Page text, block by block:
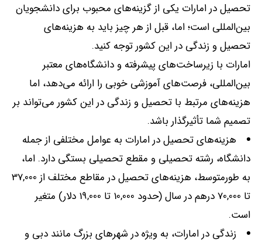
تحصیل در امارات یکی از گزینه‌های محبوب برای دانشجویان
بین‌المللی است؛ اما، قبل از هر چیز باید به هزینه‌های
تحصیل و زندگی در این کشور توجه کنید.
امارات با زیرساخت‌های پیشرفته و دانشگاه‌های معتبر
بین‌المللی، فرصت‌های آموزشی خوبی را ارائه می‌دهد، اما
هزینه‌های مرتبط با تحصیل و زندگی در این کشور می‌تواند بر
تصمیم شما تأثیرگذار باشد.
هزینه‌های تحصیل در امارات به عوامل مختلفی از جمله
دانشگاه، رشته تحصیلی و مقطع تحصیلی بستگی دارد. اما،
به طورمتوسط، هزینه‌های تحصیل در مقاطع مختلف از
تا
درهم در سال(حدود تا دلار) متغیر
است.
زندگی در امارات، به ویژه در شهرهای بزرگ مانند دبی و